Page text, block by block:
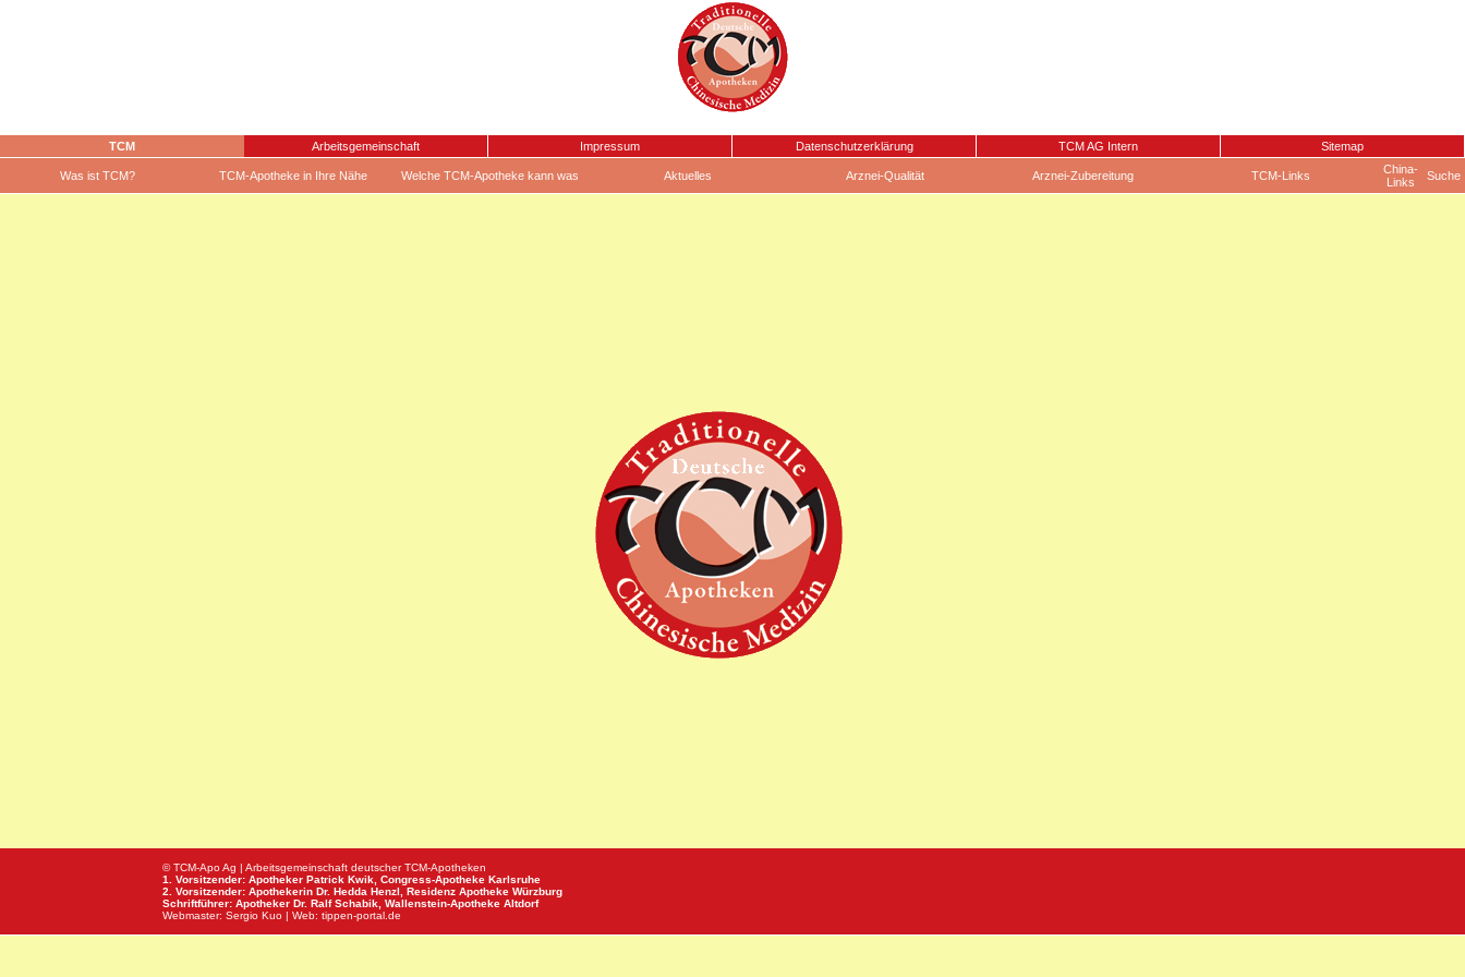
TCM Arbeitsgemeinschaft Impressum Datenschutzerklärung TCM AG Intern Sitemap
Was ist TCM? TCM-Apotheke in Ihre Nähe Welche TCM-Apotheke kann was Aktuelles Arznei-Qualität Arznei-Zubereitung TCM-Links
China-
Links
Suche
© TCM-Apo Ag | Arbeitsgemeinschaft deutscher TCM-Apotheken
1. Vorsitzender: Apotheker Patrick Kwik, Congress-Apotheke Karlsruhe
2. Vorsitzender: Apothekerin Dr. Hedda Henzl, Residenz Apotheke Würzburg
Schriftführer: Apotheker Dr. Ralf Schabik, Wallenstein-Apotheke Altdorf
Webmaster: Sergio Kuo | Web: tippen-portal.de